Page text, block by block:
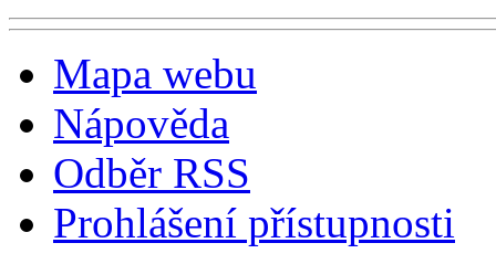
Mapa webu
Nápověda
Odběr RSS
Prohlášení přístupnosti